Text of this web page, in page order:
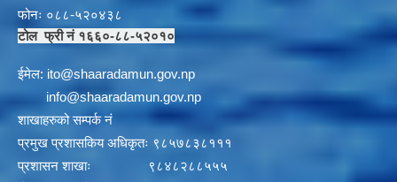
फोनः ०८८-५२०४३८
टोल फ्री नं १६६०-८८-५२०१०
ईमेल: ito@shaaradamun.gov.np
info@shaaradamun.gov.np
शाखाहरुको सम्पर्क नं
प्रमुख प्रशासकिय अधिकृतः ९८५७८३८१११
प्रशासन शाखाः ९८४८२८८५५५